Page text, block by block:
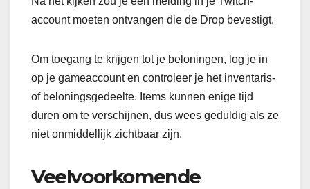
account moeten ontvangen die de Drop bevestigt.
Om toegang te krijgen tot je beloningen, log je in
op je gameaccount en controleer je het inventaris-
of beloningsgedeelte. Items kunnen enige tijd
duren om te verschijnen, dus wees geduldig als ze
niet onmiddellijk zichtbaar zijn.
Veelvoorkomende